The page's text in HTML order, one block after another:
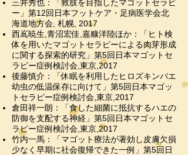
三井秀也：「救肢を目指したマゴットセラピ
ー」 第12回日本フットケア・足病医学会北
海道地方会, 札幌, 2017
西嶌暁生,青沼宏佳,嘉糠洋陸ほか：「ヒト検
体を用いたマゴットセラピーによる肉芽形成
に関する探索的研究」第5回日本マゴットセ
ラピー症例検討会,東京,2017
後藤慎介：「休眠を利用したヒロズキンバエ
幼虫の低温保存に向けて」第5回日本マゴッ
トセラピー症例検討会,東京,2017
倉田祥一朗：「食した細菌に抵抗するハエの
防御を支配する神経」第5回日本マゴットセ
ラピー症例検討会,東京,2017
竹内一馬：「マゴット療法が著効し皮膚欠損
少なく早期に社会復帰できた一例」第5回日